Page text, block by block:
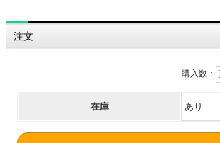
注文
購入数：
在庫 あり